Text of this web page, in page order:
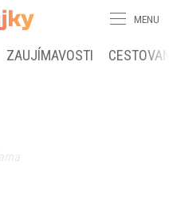
MENU
ZAUJÍMAVOSTI